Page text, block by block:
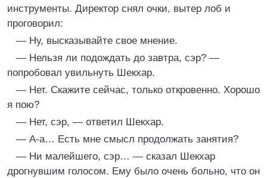
инструменты. Директор снял очки, вытер лоб и
проговорил:
— Ну, высказывайте свое мнение.
— Нельзя ли подождать до завтра, сэр? —
попробовал увильнуть Шекхар.
— Нет. Скажите сейчас, только откровенно. Хорошо
я пою?
— Нет, сэр, — ответил Шекхар.
— А-а… Есть мне смысл продолжать занятия?
— Ни малейшего, сэр… — сказал Шекхар
дрогнувшим голосом. Ему было очень больно, что он